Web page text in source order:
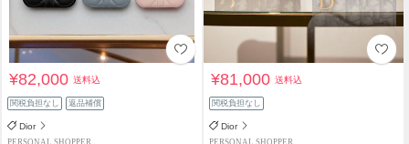
¥82,000送料込
関税負担なし 返品補償
Dior
¥81,000送料込
関税負担なし
Dior